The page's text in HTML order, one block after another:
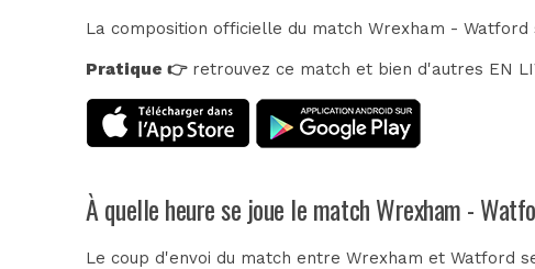
La composition officielle du match Wrexham -
Pratique 👉retrouvez ce match et bien d'autres EN
À quelle heure se joue le match Wrexham -
Le coup d'envoi du match entre Wrexham et Watford